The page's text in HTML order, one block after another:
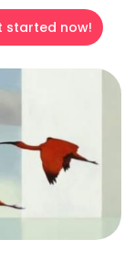
started now!